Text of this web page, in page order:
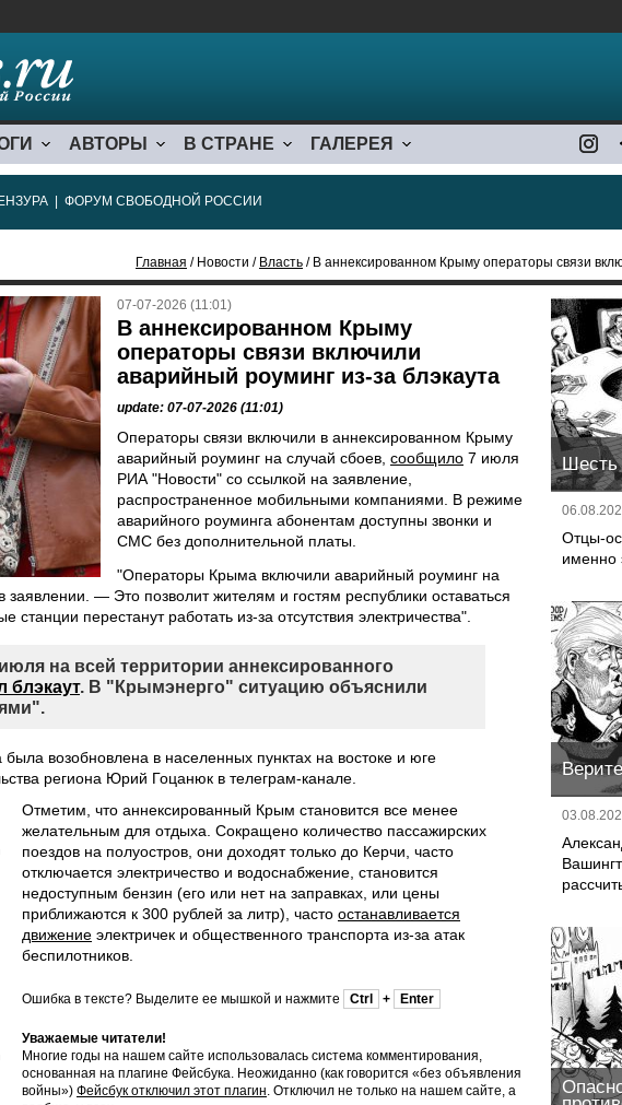
АВТОРЫ В СТРАНЕ ГАЛЕРЕЯ
ФОРУМ СВОБОДНОЙ РОССИИ
Главная / Новости / Власть / В аннексированном Крыму операторы связи включили
07-07-2026 (11:01)
В аннексированном Крыму
операторы связи включили
аварийный роуминг из-за блэкаута
update: 07-07-2026 (11:01)
Операторы связи включили в аннексированном Крыму
аварийный роуминг на случай сбоев, сообщило 7 июля
РИА "Новости" со ссылкой на заявление,
распространенное мобильными компаниями. В режиме
аварийного роуминга абонентам доступны звонки и
СМС без дополнительной платы.
"Операторы Крыма включили аварийный роуминг на
— Это позволит жителям и гостям республики оставаться
перестанут работать из-за отсутствия электричества".
на всей территории аннексированного
блэкаут. В "Крымэнерго" ситуацию объяснили
возобновлена в населенных пунктах на востоке и юге
региона Юрий Гоцанюк в телеграм-канале.
Отметим, что аннексированный Крым становится все менее
желательным для отдыха. Сокращено количество пассажирских
поездов на полуостров, они доходят только до Керчи, часто
отключается электричество и водоснабжение, становится
недоступным бензин (его или нет на заправках, или цены
приближаются к 300 рублей за литр), часто останавливается
движение электричек и общественного транспорта из-за атак
беспилотников.
Ошибка в тексте? Выделите ее мышкой и нажмите Ctrl + Enter
Уважаемые читатели!
Многие годы на нашем сайте использовалась система комментирования,
основанная на плагине Фейсбука. Неожиданно (как говорится «без объявления
войны») Фейсбук отключил этот плагин. Отключил не только на нашем сайте, а
Шесть
Отцы-
именно